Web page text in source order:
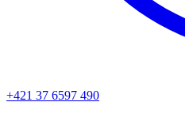
+421 37 6597 490